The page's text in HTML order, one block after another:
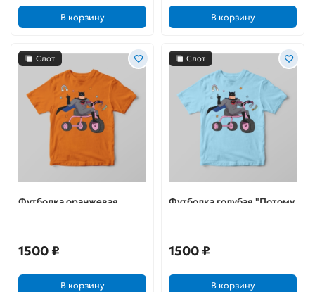
В корзину В корзину
Слот
Футболка оранжевая
1500 ₽
В корзину
Слот
Футболка голубая "Потому
1500 ₽
В корзину